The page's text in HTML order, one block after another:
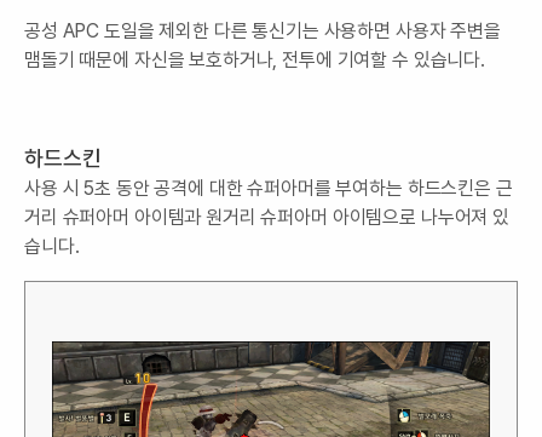
공성 APC 도일을 제외한 다른 통신기는 사용하면 사용자 주변을
맴돌기 때문에 자신을 보호하거나, 전투에 기여할 수 있습니다.
하드스킨
사용 시 5초 동안 공격에 대한 슈퍼아머를 부여하는 하드스킨은 근
거리 슈퍼아머 아이템과 원거리 슈퍼아머 아이템으로 나누어져 있
습니다.